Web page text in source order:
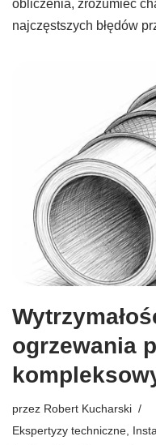
obliczenia, zrozumieć
najczęstszych błędów
ogrzewania
przez Robert Kucharski
Ekspertyzy techniczne,